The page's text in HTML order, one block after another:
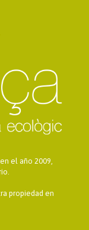
el año 2009,
propiedad en